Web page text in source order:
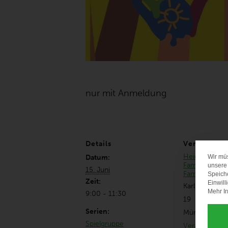
nur mit Anmeldung
Details
Datum:
15. Juni
Zeit:
9:00 - 11:30
Serien:
Spielgruppe
HeideTreff
Karl-
19
München
Wir
unsere
Mehr